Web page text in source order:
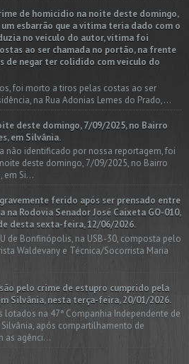
de homicídio na noite deste domingo,
esbarrão que a vitima teria dado com o
no veículo do autor, vítima foi
ao ser chamada no portão, na frente
de negar ter colidido com veículo do
foi morto a tiros pelas costas ao ser
na Rua Adonias Lemes do Prado,...
deste domingo, 7/09/2025, no Bairro
em Silvânia.
não identificado por nossa reportagem, foi
deste domingo, 7/09/2025, no Bairro
em Si...
ferido após ser prensado entre
na Rodovia Senador José Caixeta GO-010,
desta sexta-feira, 12/06/2026.
de Bonfinópolis, na USB-30, composta pelo
Waldevany e Técnica/Socorrista Maria
pelo crime de estupro cumprido pela
Silvânia, nesta terça-feira, 20/01/2026.
lotados na 47ª Companhia Independente de
após compartilhamento de
as agênci...